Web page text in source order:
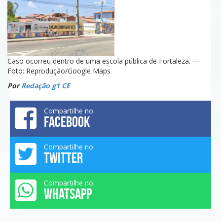
Caso ocorreu dentro de uma escola pública de Fortaleza. —
Foto: Reprodução/Google Maps
PorRedação g1 CE
Compartilhe no
FACEBOOK
Compartilhe no
TWITTER
Compartilhe no
WHATSAPP